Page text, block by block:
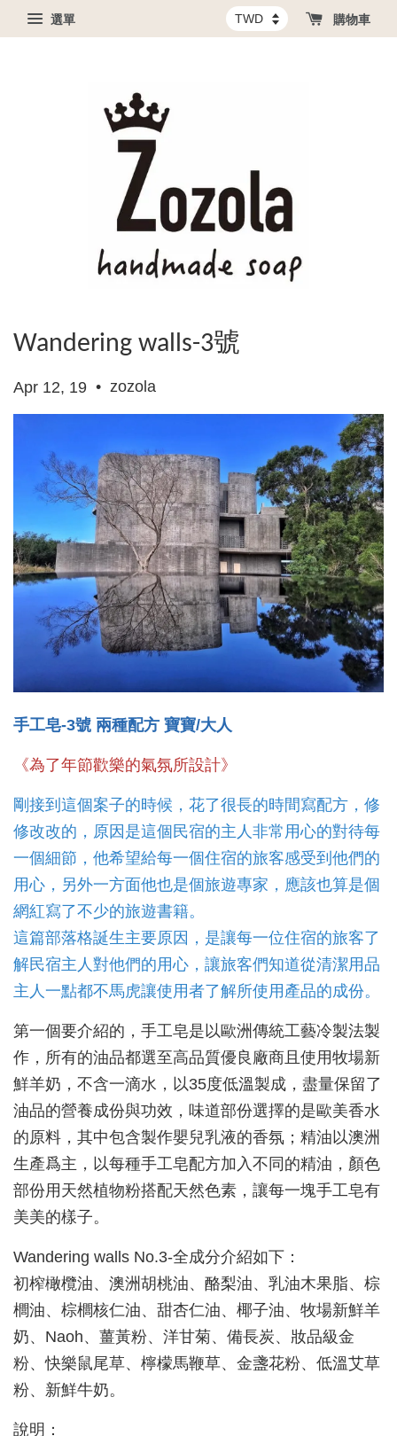
選單 購物車
Wandering walls-3號
Apr 12, 19 • zozola
手工皂-3號 兩種配方 寶寶/大人
《為了年節歡樂的氣氛所設計》
剛接到這個案子的時候，花了很長的時間寫配方，修
修改改的，原因是這個民宿的主人非常用心的對待每
一個細節，他希望給每一個住宿的旅客感受到他們的
用心，另外一方面他也是個旅遊專家，應該也算是個
網紅寫了不少的旅遊書籍。
這篇部落格誕生主要原因，是讓每一位住宿的旅客了
解民宿主人對他們的用心，讓旅客們知道從清潔用品
主人一點都不馬虎讓使用者了解所使用產品的成份。
第一個要介紹的，手工皂是以歐洲傳統工藝冷製法製
作，所有的油品都選至高品質優良廠商且使用牧場新
鮮羊奶，不含一滴水，以35度低溫製成，盡量保留了
油品的營養成份與功效，味道部份選擇的是歐美香水
的原料，其中包含製作嬰兒乳液的香氛；精油以澳洲
生產爲主，以每種手工皂配方加入不同的精油，顏色
部份用天然植物粉搭配天然色素，讓每一塊手工皂有
美美的樣子。
Wandering walls No.3-全成分介紹如下：
初榨橄欖油、澳洲胡桃油、酪梨油、乳油木果脂、棕
櫚油、棕櫚核仁油、甜杏仁油、椰子油、牧場新鮮羊
奶、Naoh、薑黃粉、洋甘菊、備長炭、妝品級金
粉、快樂鼠尾草、檸檬馬鞭草、金盞花粉、低溫艾草
粉、新鮮牛奶。
說明：